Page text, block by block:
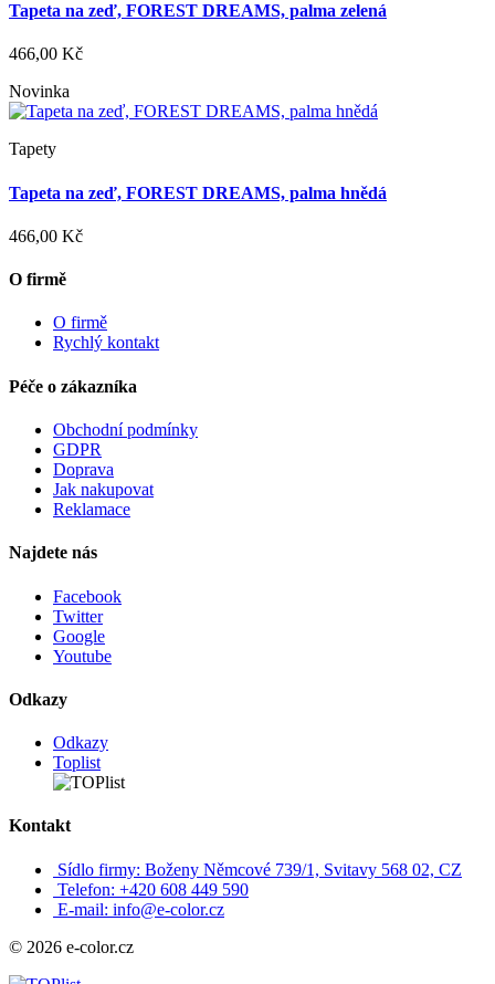
Tapeta na zeď, FOREST DREAMS, palma zelená
466,00 Kč
Novinka
Tapety
Tapeta na zeď, FOREST DREAMS, palma hnědá
466,00 Kč
O firmě
O firmě
Rychlý kontakt
Péče o zákazníka
Obchodní podmínky
GDPR
Doprava
Jak nakupovat
Reklamace
Najdete nás
Facebook
Twitter
Google
Youtube
Odkazy
Odkazy
Toplist
Kontakt
Sídlo firmy: Boženy Němcové 739/1, Svitavy 568 02, CZ
Telefon: +420 608 449 590
E-mail: info@e-color.cz
© 2026 e-color.cz